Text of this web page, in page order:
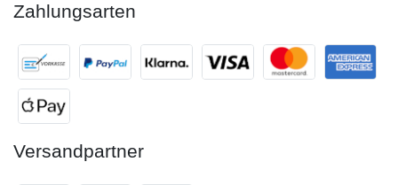
Zahlungsarten
Versandpartner